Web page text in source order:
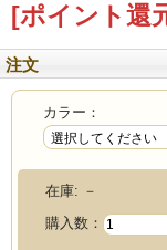
[ポイント
注文
カラー：
在庫: －
購入数：